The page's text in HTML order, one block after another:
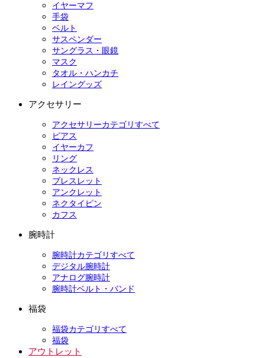
イヤーマフ
手袋
ベルト
サスペンダー
サングラス・眼鏡
マスク
タオル・ハンカチ
レイングッズ
アクセサリー
アクセサリーカテゴリすべて
ピアス
イヤーカフ
リング
ネックレス
ブレスレット
アンクレット
ネクタイピン
カフス
腕時計
腕時計カテゴリすべて
デジタル腕時計
アナログ腕時計
腕時計ベルト・バンド
福袋
福袋カテゴリすべて
福袋
アウトレット